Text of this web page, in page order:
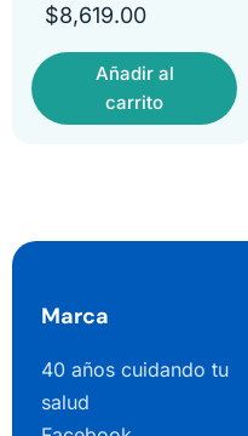
$8,619.00
Añadir al
carrito
Marca
40 años cuidando tu
salud